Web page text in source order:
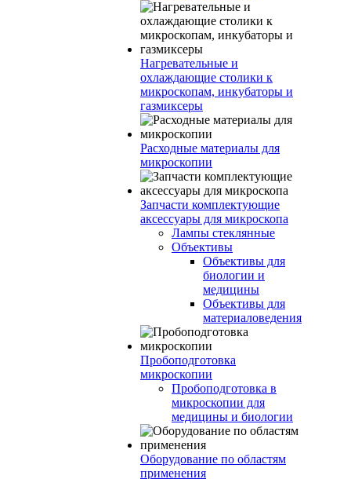
Нагревательные и
охлаждающие столики к
микроскопам, инкубаторы и
газмиксеры
Расходные материалы для
микроскопии
Запчасти комплектующие
аксессуары для микроскопа
Лампы стеклянные
Объективы
Объективы для
биологии и
медицины
Объективы для
материаловедения
Пробоподготовка
микроскопии
Пробоподготовка в
микроскопии для
медицины и биологии
Оборудование по областям
применения